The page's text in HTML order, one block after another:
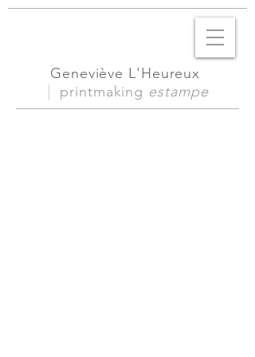
Geneviève L'Heureux
printmaking estampe